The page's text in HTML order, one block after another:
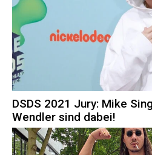
DSDS 2021 Jury: Mike
Wendler sind dabei!